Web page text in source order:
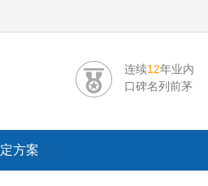
连续12年业内
口碑名列前茅
定方案